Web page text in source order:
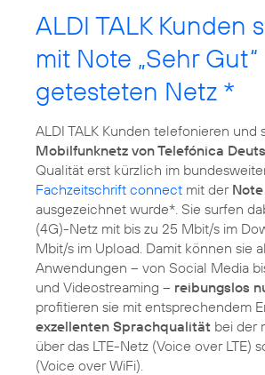
ALDI TALK Kunden
mit Note „Sehr Gut“
getesteten Netz *
ALDI TALK Kunden telefonieren und
Mobilfunknetz von Telefónica
Qualität erst kürzlich im
Fachzeitschrift connect mit der
ausgezeichnet wurde*. Sie surfen
(4G)-Netz mit bis zu 25 Mbit/s im
Mbit/s im Upload. Damit können sie
Anwendungen – von Social Media
und Videostreaming – reibungslos
profitieren sie mit entsprechendem
exzellenten Sprachqualität bei der
über das LTE-Netz (Voice over LTE)
(Voice over WiFi).